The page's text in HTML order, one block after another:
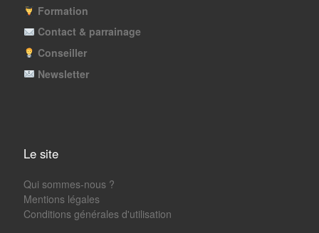
Formation
Contact & parrainage
Conseiller
Newsletter
Le site
Qui sommes-nous ?
Mentions légales
Conditions générales d'utilisation